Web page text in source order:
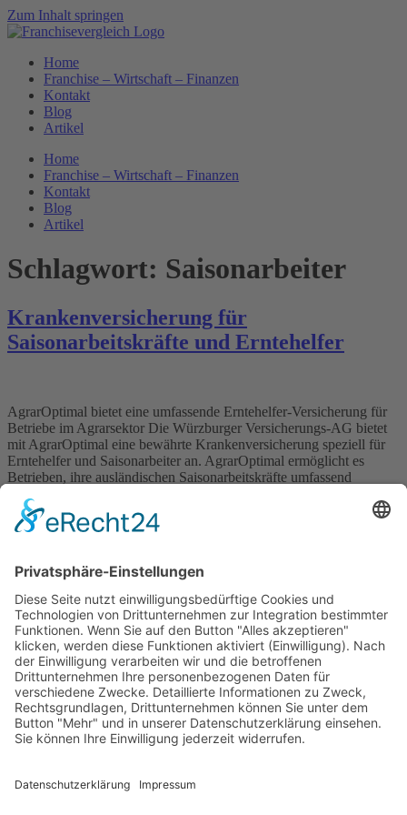
Zum Inhalt springen
Home
Franchise – Wirtschaft – Finanzen
Kontakt
Blog
Artikel
Home
Franchise – Wirtschaft – Finanzen
Kontakt
Blog
Artikel
Schlagwort: Saisonarbeiter
Krankenversicherung für
Saisonarbeitskräfte und Erntehelfer
AgrarOptimal bietet eine umfassende Erntehelfer-Versicherung für
Betriebe im Agrarsektor Die Würzburger Versicherungs-AG bietet
mit AgrarOptimal eine bewährte Krankenversicherung speziell für
Erntehelfer und Saisonarbeiter an. AgrarOptimal ermöglicht es
Betrieben, ihre ausländischen Saisonarbeitskräfte umfassend
zu müssen. Die Krankenversicherung ist in zwei Tarifvarianten
verfügbar – Basis und Komfort, beide ohne […]
Impressum
Datenschutz
Kooperation
Werbung
Presse- und Öffentlichkeitsarbeit
Aktuelles
Themenwelt